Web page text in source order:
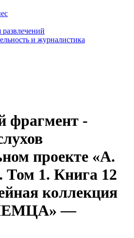
и журналистика
фрагмент -
проекте «А.
1. Книга 12
коллекция
—